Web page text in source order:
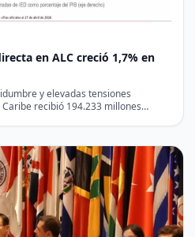
en ALC creció 1,7% en
y elevadas tensiones
recibió 194.233 millones…